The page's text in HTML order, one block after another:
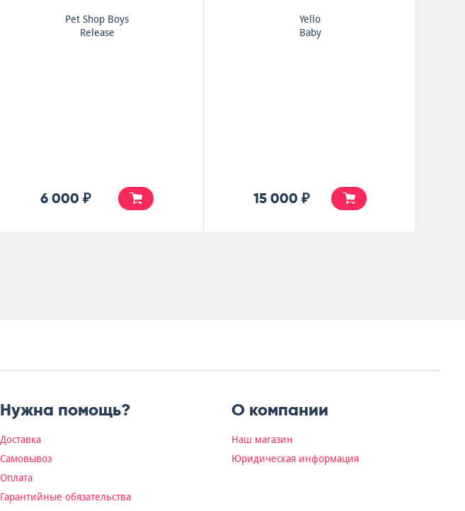
Pet Shop Boys
Release
6 000 ₽
Yello
Baby
15 000 ₽
Нужна помощь?
Доставка
Самовывоз
Оплата
Гарантийные обязательства
О компании
Наш магазин
Юридическая информация